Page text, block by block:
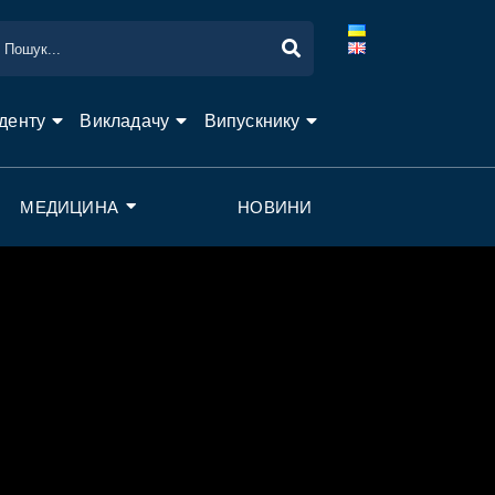
Викладачу Випускнику
МЕДИЦИНА НОВИНИ